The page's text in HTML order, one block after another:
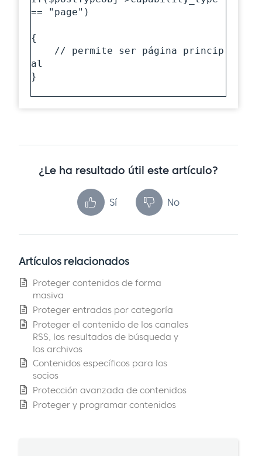
== "page")
{
al
}
¿Le ha resultado útil este artículo?
Sí No
Artículos relacionados
Proteger contenidos de forma
masiva
Proteger entradas por categoría
Proteger el contenido de los canales
RSS, los resultados de búsqueda y
los archivos
Contenidos específicos para los
socios
Protección avanzada de contenidos
Proteger y programar contenidos